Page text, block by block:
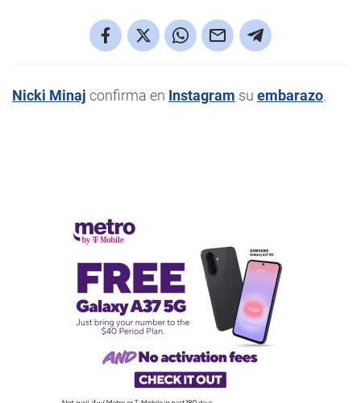
Nicki Minaj confirma en Instagram su embarazo.